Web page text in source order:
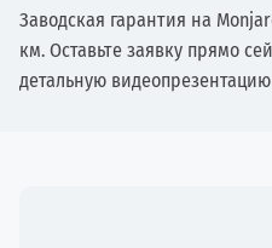
Заводская гарантия на
км. Оставьте заявку прямо
детальную